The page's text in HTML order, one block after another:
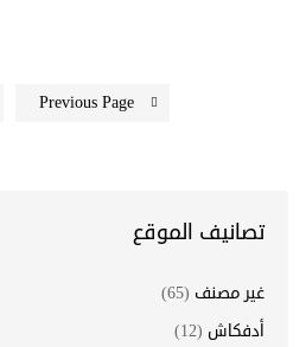
Previous Page
تصانيف الموقع
غير مصنف (65)
أدفكاش (12)